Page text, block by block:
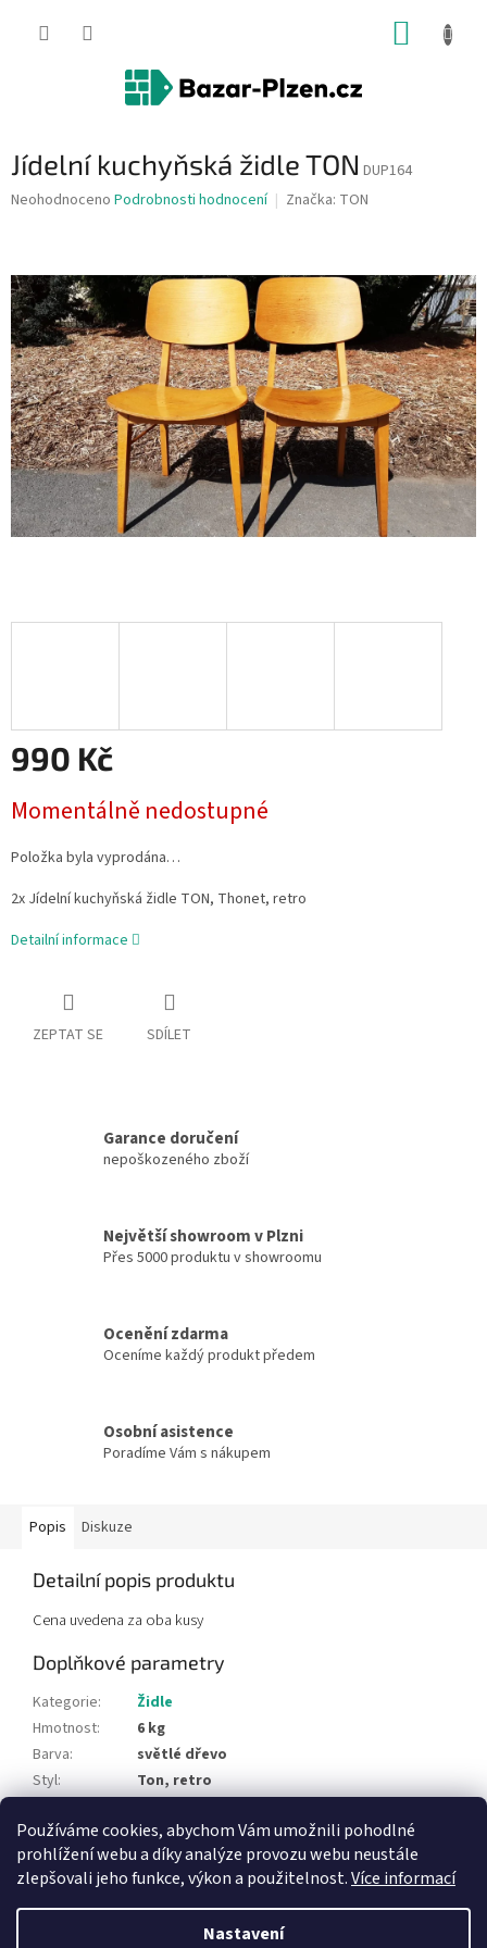
Používáme cookies, abychom Vám umožnili pohodlné
prohlížení webu a díky analýze provozu webu neustále
zlepšovali jeho funkce, výkon a použitelnost.Více informací
Nastavení
Jídelní kuchyňská židle TON DUP164
Průměrné
0,0
z
5
hvězdiček.
Neohodnoceno Podrobnosti hodnocení Značka: TON
990 Kč
cena:
Momentálně nedostupné
Položka byla vyprodána…
2x Jídelní kuchyňská židle TON, Thonet, retro
Detailní informace
ZEPTAT SE SDÍLET
Garance doručení
nepoškozeného zboží
Největší showroom v Plzni
Přes 5000 produktu v showroomu
Ocenění zdarma
Oceníme každý produkt předem
Osobní asistence
Poradíme Vám s nákupem
Popis Diskuze
Detailní popis produktu
Cena uvedena za oba kusy
Doplňkové parametry
Kategorie:
Židle
Hmotnost:
6 kg
Barva:
světlé dřevo
Styl:
Ton, retro
Položka byla vyprodána…
Vytvořil Shoptet